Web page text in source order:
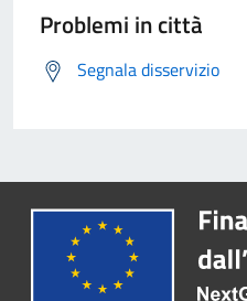
Problemi in città
Segnala disservizio